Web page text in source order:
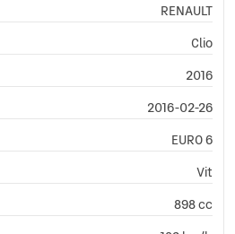
RENAULT
Clio
2016
2016-02-26
EURO 6
Vit
898 cc